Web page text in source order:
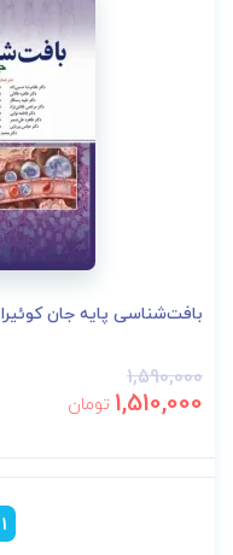
بافت‌شناسی پایه جان کوئیرا 2024 دکتر حسن‌زاده
1,590,000
1,510,000 تومان
1